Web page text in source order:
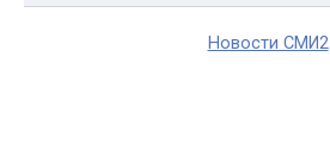
Новости СМИ2